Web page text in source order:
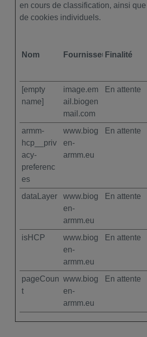
en cours de classification, ainsi
de cookies individuels.
Nom FournisseurFinalité
[empty
name]
image.em
ail.biogen
mail.com
En attente
armm-
hcp__priv
acy-
preferenc
es
www.biog
en-
armm.eu
En attente
dataLayer
www.biog
en-
armm.eu
En attente
isHCP
www.biog
en-
armm.eu
En attente
pageCoun
t
www.biog
en-
armm.eu
En attente